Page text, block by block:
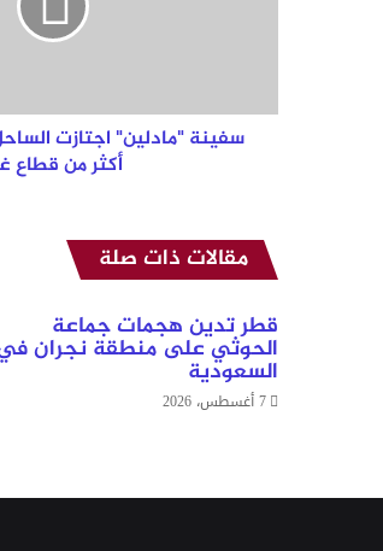
قطاع
سفينة "مادلين" اجتازت
أكثر من قطاع
مقالات ذات صلة
قطر تدين هجمات جماعة
الحوثي على منطقة نجران
السعودية
7 أغسطس، 2026